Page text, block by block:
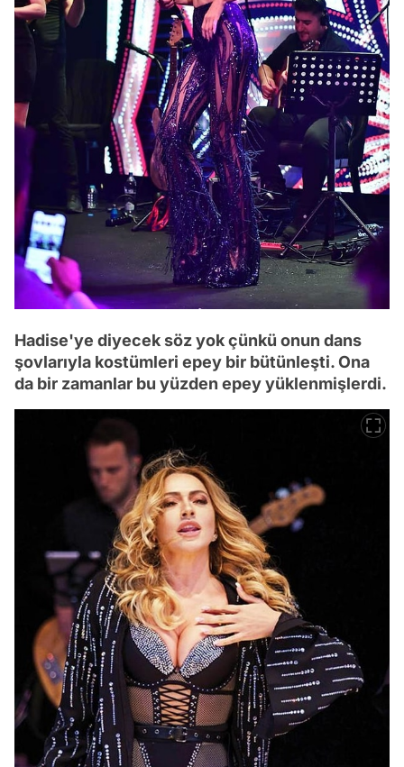
Hadise'ye diyecek söz yok çünkü onun dans
şovlarıyla kostümleri epey bir bütünleşti. Ona
da bir zamanlar bu yüzden epey yüklenmişlerdi.